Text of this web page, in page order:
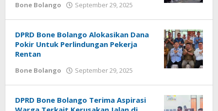
Bone Bolango September 29, 2025
DPRD Bone Bolango Alokasikan Dana
Pokir Untuk Perlindungan Pekerja
Rentan
Bone Bolango September 29, 2025
DPRD Bone Bolango Terima Aspirasi